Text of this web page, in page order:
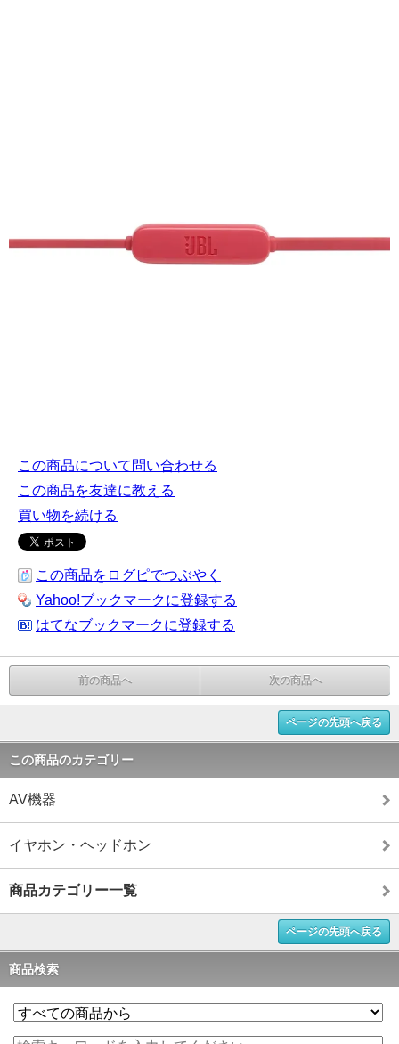
この商品について問い合わせる
この商品を友達に教える
買い物を続ける
この商品をログピでつぶやく
Yahoo!ブックマークに登録する
はてなブックマークに登録する
前の商品へ 次の商品へ
ページの先頭へ戻る
この商品のカテゴリー
AV機器
イヤホン・ヘッドホン
商品カテゴリー一覧
ページの先頭へ戻る
商品検索